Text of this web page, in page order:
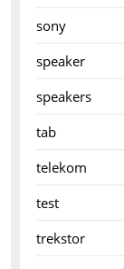
sony
speaker
speakers
tab
telekom
test
trekstor